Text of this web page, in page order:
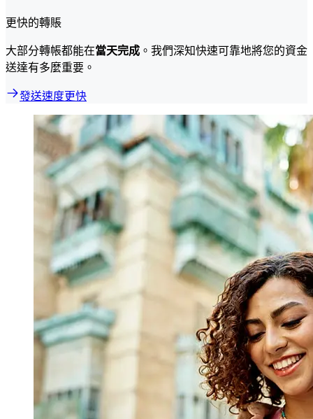
更快的轉賬
大部分轉帳都能在當天完成 。我們深知快速可靠地將您的資金
送達有多麼重要。
發送速度更快